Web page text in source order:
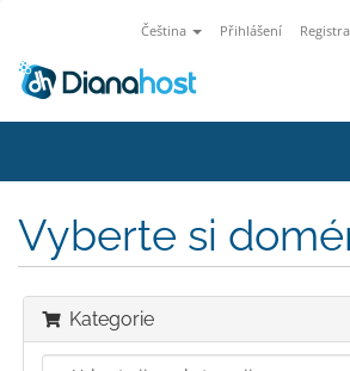
Čeština Přihlášení
Vyberte si
Kategorie